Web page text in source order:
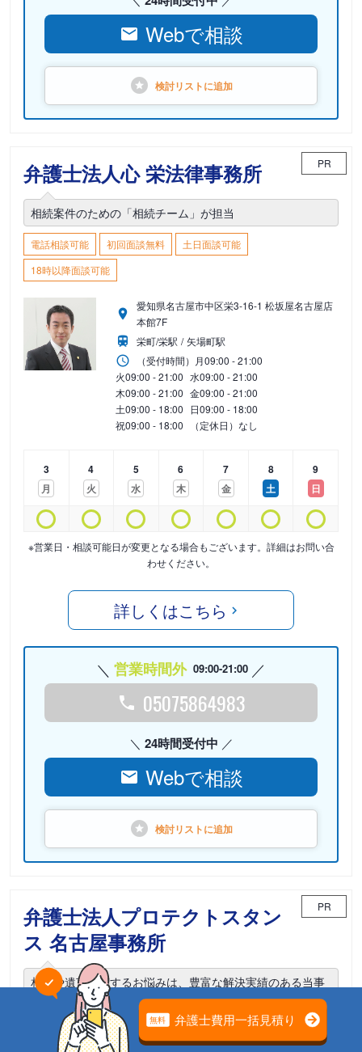
Webで相談
検討リストに追加
弁護士法人心 栄法律事務所 PR
相続案件のための「相続チーム」が担当
電話相談可能 初回面談無料
土日面談可能
18時以降面談可能
愛知県名古屋市中区栄3-16-1 松坂屋名古屋店
本館7F
栄町/栄駅
矢場町駅
（受付時間） 月09:00 - 21:00
火09:00 - 21:00 水09:00 - 21:00
木09:00 - 21:00 金09:00 - 21:00
土09:00 - 18:00 日09:00 - 18:00
祝09:00 - 18:00 （定休日）なし
3
月
4
火
5
水
6
木
7
金
8
土
9
日
※営業日・相談可能日が変更となる場合もございます。詳細はお問い合
わせください。
詳しくはこちら
営業時間外 09:00-21:00
05075864983
24時間受付中
Webで相談
検討リストに追加
弁護士法人プロテクトスタン
ス 名古屋事務所
PR
相続や遺言に関するお悩みは、豊富な解決実績のある当事
務所までご相談ください。
電話相談可能 初回面談無料